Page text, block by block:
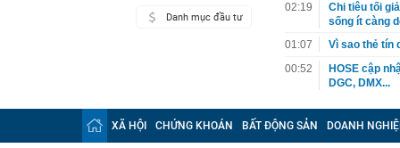
Danh mục đầu tư
02:19
Chi tiêu tối
sống ít càng
01:07
Vì sao thẻ tín
00:52
HOSE cập
DGC, DMX...
00:12
Tiền lớn bất
phiếu Việt
00:05
Một doanh
XÃ HỘI CHỨNG KHOÁN BẤT ĐỘNG SẢN DOANH